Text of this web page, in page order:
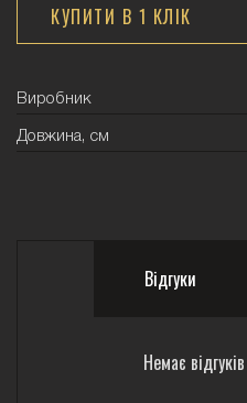
КУПИТИ В 1 КЛIК
Виробник
Довжина, см
Відгуки
Немає